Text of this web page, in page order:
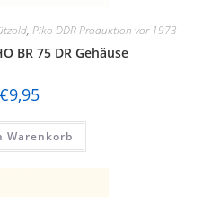
, Piko DDR Produktion vor 1973
BR 75 DR Gehäuse
€9,95
Warenkorb